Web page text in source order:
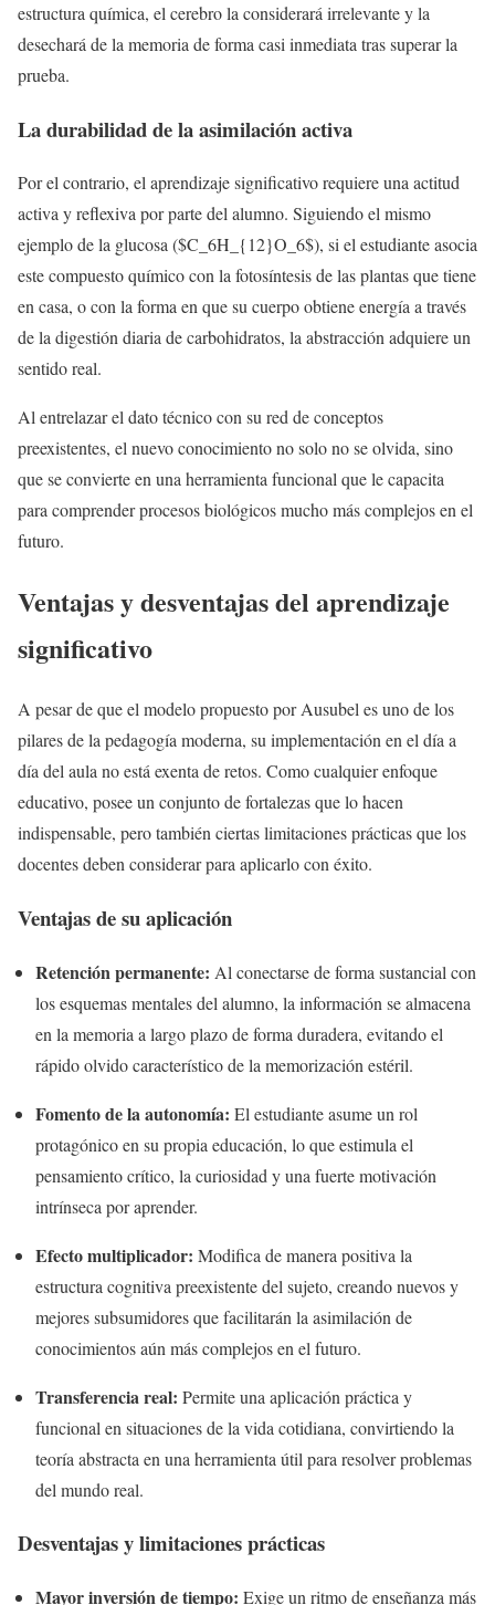
estructura química, el cerebro la considerará irrelevante y la
desechará de la memoria de forma casi inmediata tras superar la
prueba.
La durabilidad de la asimilación activa
Por el contrario, el aprendizaje significativo requiere una actitud
activa y reflexiva por parte del alumno. Siguiendo el mismo
ejemplo de la glucosa ($C_6H_{12}O_6$), si el estudiante asocia
este compuesto químico con la fotosíntesis de las plantas que tiene
en casa, o con la forma en que su cuerpo obtiene energía a través
de la digestión diaria de carbohidratos, la abstracción adquiere un
sentido real.
Al entrelazar el dato técnico con su red de conceptos
preexistentes, el nuevo conocimiento no solo no se olvida, sino
que se convierte en una herramienta funcional que le capacita
para comprender procesos biológicos mucho más complejos en el
futuro.
Ventajas y desventajas del aprendizaje
significativo
A pesar de que el modelo propuesto por Ausubel es uno de los
pilares de la pedagogía moderna, su implementación en el día a
día del aula no está exenta de retos. Como cualquier enfoque
educativo, posee un conjunto de fortalezas que lo hacen
indispensable, pero también ciertas limitaciones prácticas que los
docentes deben considerar para aplicarlo con éxito.
Ventajas de su aplicación
Retención permanente: Al conectarse de forma sustancial con
los esquemas mentales del alumno, la información se almacena
en la memoria a largo plazo de forma duradera, evitando el
rápido olvido característico de la memorización estéril.
Fomento de la autonomía: El estudiante asume un rol
protagónico en su propia educación, lo que estimula el
pensamiento crítico, la curiosidad y una fuerte motivación
intrínseca por aprender.
Efecto multiplicador: Modifica de manera positiva la
estructura cognitiva preexistente del sujeto, creando nuevos y
mejores subsumidores que facilitarán la asimilación de
conocimientos aún más complejos en el futuro.
Transferencia real: Permite una aplicación práctica y
funcional en situaciones de la vida cotidiana, convirtiendo la
teoría abstracta en una herramienta útil para resolver problemas
del mundo real.
Desventajas y limitaciones prácticas
Mayor inversión de tiempo: Exige un ritmo de enseñanza más